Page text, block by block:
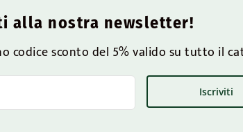
alla nostra newsletter!
codice sconto del 5% valido su tutto il